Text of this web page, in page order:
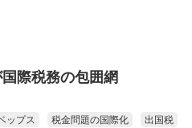
際税務の包囲網
ップス 税金問題の国際化
出国税